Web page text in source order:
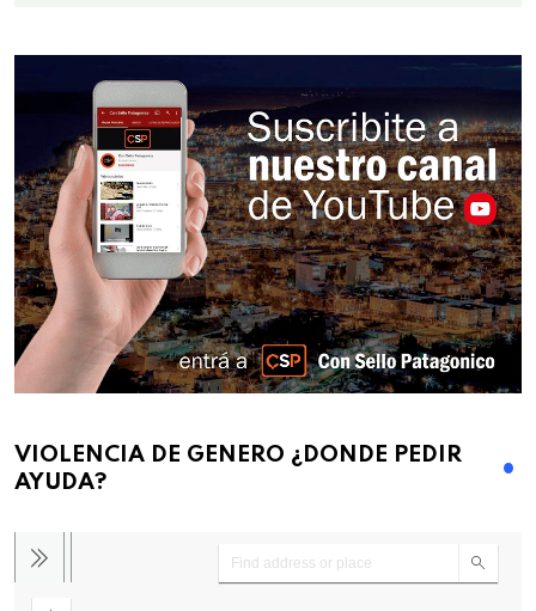
VIOLENCIA DE GENERO ¿DONDE PEDIR
AYUDA?